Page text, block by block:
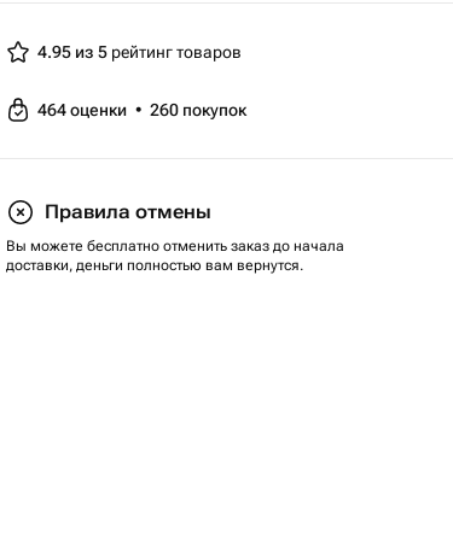
4.95 из 5 рейтинг товаров
464оценки • 260 покупок
Правила отмены
Вы можете бесплатно отменить заказ до начала
доставки, деньги полностью вам вернутся.